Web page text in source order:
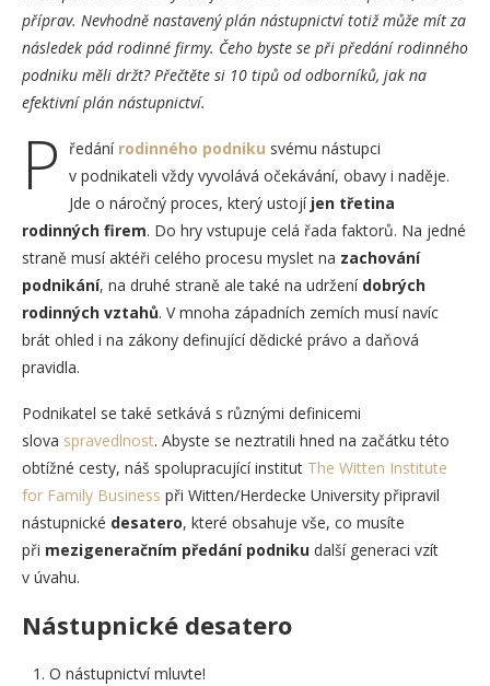
příprav. Nevhodně nastavený plán nástupnictví totiž může mít za
následek pád rodinné firmy. Čeho byste se při předání rodinného
podniku měli držt? Přečtěte si 10 tipů od odborníků, jak na
efektivní plán nástupnictví.
P ředání rodinného podniku svému nástupci
v podnikateli vždy vyvolává očekávání, obavy i naděje.
Jde o náročný proces, který ustojí jen třetina
rodinných firem. Do hry vstupuje celá řada faktorů. Na jedné
straně musí aktéři celého procesu myslet na zachování
podnikání, na druhé straně ale také na udržení dobrých
rodinných vztahů. V mnoha západních zemích musí navíc
brát ohled i na zákony definující dědické právo a daňová
pravidla.
Podnikatel se také setkává s různými definicemi
slova spravedlnost. Abyste se neztratili hned na začátku této
obtížné cesty, náš spolupracující institut The Witten Institute
for Family Business při Witten/Herdecke University připravil
nástupnické desatero, které obsahuje vše, co musíte
při mezigeneračním předání podniku další generaci vzít
v úvahu.
Nástupnické desatero
O nástupnictví mluvte!